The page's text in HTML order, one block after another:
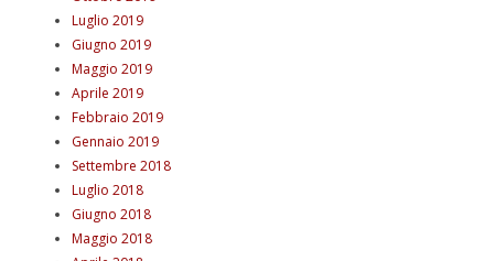
Luglio 2019
Giugno 2019
Maggio 2019
Aprile 2019
Febbraio 2019
Gennaio 2019
Settembre 2018
Luglio 2018
Giugno 2018
Maggio 2018